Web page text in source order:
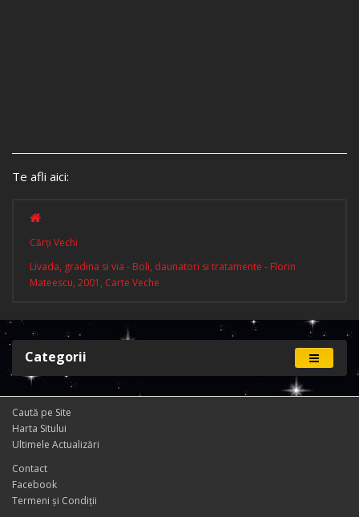
Te afli aici:
Cărţi Vechi
Livada, gradina si via - Boli, daunatori si tratamente - Florin
Mateescu, 2001, Carte Veche
Categorii
Caută pe Site
Harta Sitului
Ultimele Actualizări
Contact
Facebook
Termeni și Condiţii